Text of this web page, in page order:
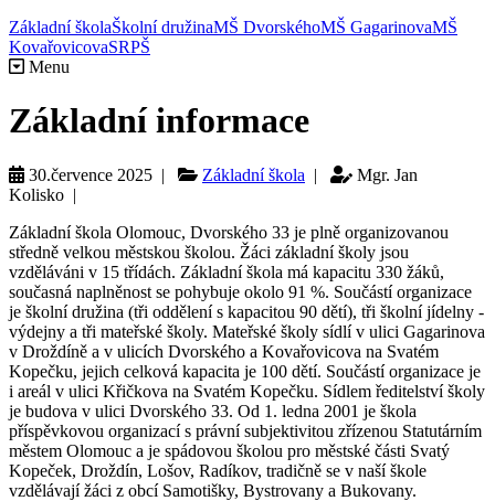
Základní školaŠkolní družinaMŠ DvorskéhoMŠ GagarinovaMŠ
KovařovicovaSRPŠ
Menu
Základní informace
30.července 2025 | Základní škola |
Mgr. Jan
Kolisko |
Základní škola Olomouc, Dvorského 33 je plně organizovanou
středně velkou městskou školou. Žáci základní školy jsou
vzděláváni v 15 třídách. Základní škola má kapacitu 330 žáků,
současná naplněnost se pohybuje okolo 91 %. Součástí organizace
je školní družina (tři oddělení s kapacitou 90 dětí), tři školní jídelny -
výdejny a tři mateřské školy. Mateřské školy sídlí v ulici Gagarinova
v Droždíně a v ulicích Dvorského a Kovařovicova na Svatém
Kopečku, jejich celková kapacita je 100 dětí. Součástí organizace je
i areál v ulici Křičkova na Svatém Kopečku. Sídlem ředitelství školy
je budova v ulici Dvorského 33. Od 1. ledna 2001 je škola
příspěvkovou organizací s právní subjektivitou zřízenou Statutárním
městem Olomouc a je spádovou školou pro městské části Svatý
Kopeček, Droždín, Lošov, Radíkov, tradičně se v naší škole
vzdělávají žáci z obcí Samotišky, Bystrovany a Bukovany.